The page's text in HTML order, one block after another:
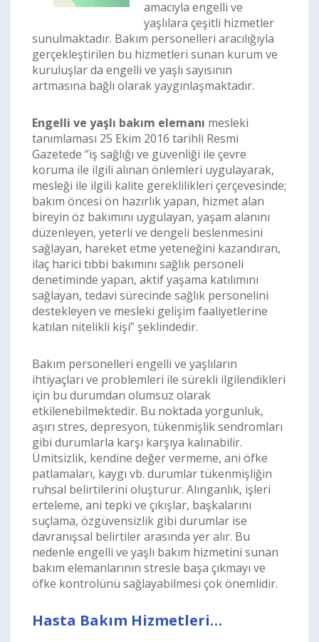
amacıyla engelli ve
yaşlılara çeşitli hizmetler
sunulmaktadır. Bakım personelleri aracılığıyla
gerçekleştirilen bu hizmetleri sunan kurum ve
kuruluşlar da engelli ve yaşlı sayısının
artmasına bağlı olarak yaygınlaşmaktadır.
Engelli ve yaşlı bakım elemanı mesleki
tanımlaması 25 Ekim 2016 tarihli Resmi
Gazetede “iş sağlığı ve güvenliği ile çevre
koruma ile ilgili alınan önlemleri uygulayarak,
mesleği ile ilgili kalite gereklilikleri çerçevesinde;
bakım öncesi ön hazırlık yapan, hizmet alan
bireyin öz bakımını uygulayan, yaşam alanını
düzenleyen, yeterli ve dengeli beslenmesini
sağlayan, hareket etme yeteneğini kazandıran,
ilaç harici tıbbi bakımını sağlık personeli
denetiminde yapan, aktif yaşama katılımını
sağlayan, tedavi sürecinde sağlık personelini
destekleyen ve mesleki gelişim faaliyetlerine
katılan nitelikli kişi” şeklindedir.
Bakım personelleri engelli ve yaşlıların
ihtiyaçları ve problemleri ile sürekli ilgilendikleri
için bu durumdan olumsuz olarak
etkilenebilmektedir. Bu noktada yorgunluk,
aşırı stres, depresyon, tükenmişlik sendromları
gibi durumlarla karşı karşıya kalınabilir.
Ümitsizlik, kendine değer vermeme, ani öfke
patlamaları, kaygı vb. durumlar tükenmişliğin
ruhsal belirtilerini oluşturur. Alınganlık, işleri
erteleme, ani tepki ve çıkışlar, başkalarını
suçlama, özgüvensizlik gibi durumlar ise
davranışsal belirtiler arasında yer alır. Bu
nedenle engelli ve yaşlı bakım hizmetini sunan
bakım elemanlarının stresle başa çıkmayı ve
öfke kontrolünü sağlayabilmesi çok önemlidir.
Hasta Bakım Hizmetleri…